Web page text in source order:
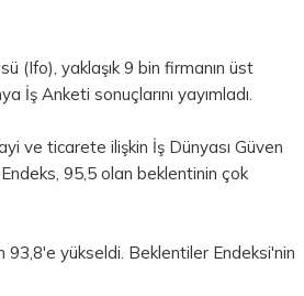
(Ifo), yaklaşık 9 bin firmanın üst
İş Anketi sonuçlarını yayımladı.
ve ticarete ilişkin İş Dünyası Güven
95,5 olan beklentinin çok
yükseldi. Beklentiler Endeksi'nin